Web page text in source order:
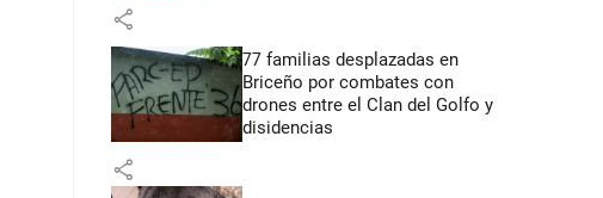
share
77 familias desplazadas en
Briceño por combates con
drones entre el Clan del Golfo y
disidencias
share